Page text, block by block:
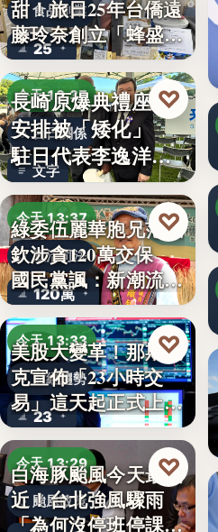
食品創業
25
甜！旅日25年台僑遠
藤玲奈創立「蜂盛
貴…
今天 13:37
台日關係
文字
長崎原爆典禮座位
安排被「矮化」
駐日代表李逸洋缺
席抗議：…
♡
今天 13:37
政治司法
120萬
綠委伍麗華胞兄范織
欽涉貪120萬交保
國民黨諷：新潮流
下…
♡
今天 13:33
財經趨勢
23
美股大變革！那斯達
克宣佈「23小時交
易」這天起正式上
路，…
♡
今天 13:29
颱風政策
白海豚颱風今天最接
近！台北強風驟雨
「為何沒停班停課」
♡